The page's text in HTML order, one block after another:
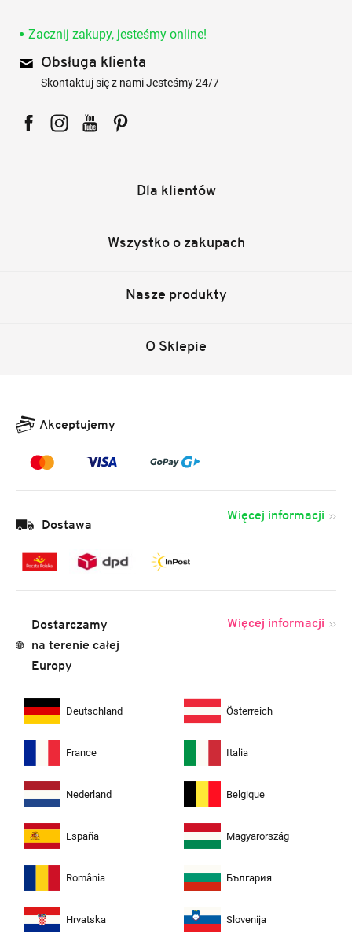
Zacznij zakupy, jesteśmy online!
Obsługa klienta
Skontaktuj się z nami Jesteśmy 24/7
Dla klientów
Wszystko o zakupach
Nasze produkty
O Sklepie
Akceptujemy
Dostawa
Więcej informacji
Dostarczamy
na terenie całej
Europy
Więcej informacji
Deutschland Österreich
France Italia
Nederland Belgique
España Magyarország
România България
Hrvatska Slovenija